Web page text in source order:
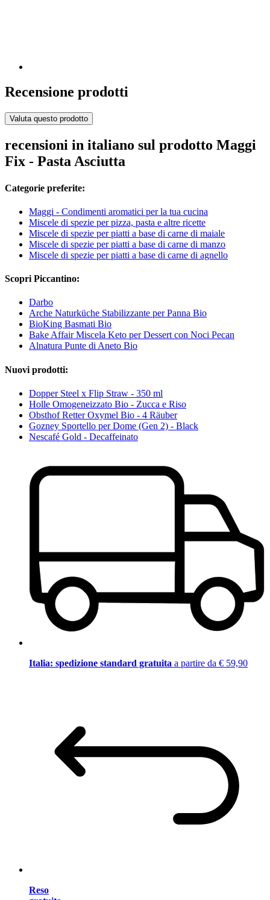
Recensione prodotti
Valuta questo prodotto
recensioni in italiano sul prodotto Maggi
Fix - Pasta Asciutta
Categorie preferite:
Maggi - Condimenti aromatici per la tua cucina
Miscele di spezie per pizza, pasta e altre ricette
Miscele di spezie per piatti a base di carne di maiale
Miscele di spezie per piatti a base di carne di manzo
Miscele di spezie per piatti a base di carne di agnello
Scopri Piccantino:
Darbo
Arche Naturküche Stabilizzante per Panna Bio
BioKing Basmati Bio
Bake Affair Miscela Keto per Dessert con Noci Pecan
Alnatura Punte di Aneto Bio
Nuovi prodotti:
Dopper Steel x Flip Straw - 350 ml
Holle Omogeneizzato Bio - Zucca e Riso
Obsthof Retter Oxymel Bio - 4 Räuber
Gozney Sportello per Dome (Gen 2) - Black
Nescafé Gold - Decaffeinato
Italia: spedizione standard gratuita a partire da € 59,90
Reso